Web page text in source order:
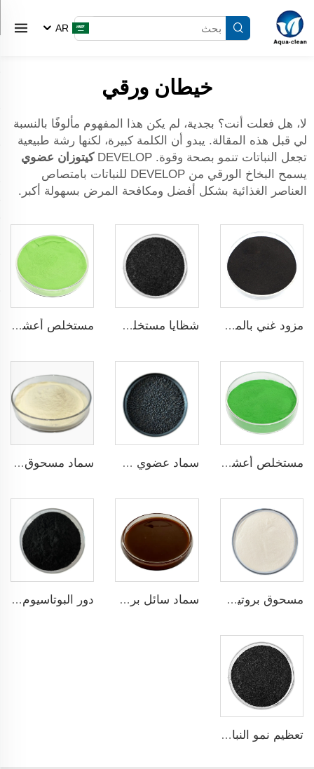
AR
خيطان ورقي
لا، هل فعلت أنت؟ بجدية، لم يكن هذا المفهوم مألوفًا بالنسبة
لي قبل هذه المقالة. يبدو أن الكلمة كبيرة، لكنها رشة طبيعية
تجعل النباتات تنمو بصحة وقوة. DEVELOP
كيتوزان عضوي
يسمح البخاخ الورقي من DEVELOP للنباتات بامتصاص
العناصر الغذائية بشكل أفضل ومكافحة المرض بسهولة أكبر.
مزود غني بالمغذيات مستخلص الأعشاب البحرية البودرة للأغراض الزراعية شظايا مستخلص الأعشاب البحرية 16% محفز بيولوجي سماد أوراق وأسمدة جذرية للأعشاب البحرية مستخلص أعشاب بحرية خفيفة اللون مسحوق مستخلص الأعشاب البحرية سماد منظم نمو النباتات
مستخلص أعشاب بحرية داكن اللون مسحوق سماد غني بالمغذيات للأغراض الزراعية سماد عضوي حبيبي NPK 2-2-1 للأغراض الزراعية سماد مسحوق الأحماض الأمينية الصديقة للبيئة لتحسين تطوير الجذور واستيعاب العناصر الغذائية
مسحوق بروتين السمك العضوي: تحسين امتصاص العناصر الغذائية ومقاومة الإجهاد سماد سائل بروتين السمك الصديق للبيئة لزراعة مستدامة دور البوتاسيوم هامات في تعزيز كفاءة الزراعة واستدامة البيئة
تعظيم نمو النبات ونشاط الميكروبات التربية باستخدام سماد حمض الهيوميك البوتاسيوم